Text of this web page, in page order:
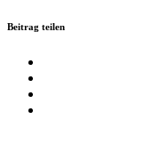
Beitrag teilen